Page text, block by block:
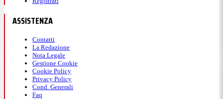
ASSISTENZA
Contatti
La Redazione
Nota Legale
Gestione Cookie
Cookie Policy
Privacy Policy
Cond. Generali
Faq